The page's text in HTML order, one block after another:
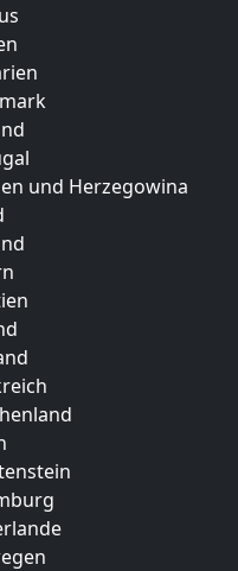
und Herzegowina